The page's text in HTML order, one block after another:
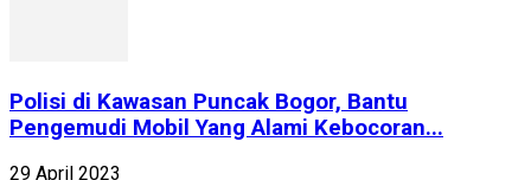
Polisi di Kawasan Puncak Bogor, Bantu
Pengemudi Mobil Yang Alami Kebocoran...
29 April 2023